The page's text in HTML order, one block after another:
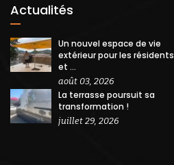
Actualités
Un nouvel espace de vie
extérieur pour les résidents
et ...
août 03, 2026
La terrasse poursuit sa
transformation !
juillet 29, 2026